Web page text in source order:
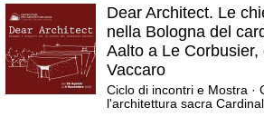
Dear Architect. Le
nella Bologna del
Aalto a Le
Vaccaro
Ciclo di incontri e Mostra ·
l'architettura sacra